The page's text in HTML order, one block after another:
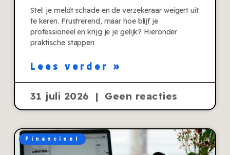
Stel: je meldt schade en de verzekeraar weigert uit
te keren. Frustrerend, maar hoe blijf je
professioneel en krijg je je gelijk? Hieronder
praktische stappen
Lees verder »
31 juli 2026 Geen reacties
Financieel